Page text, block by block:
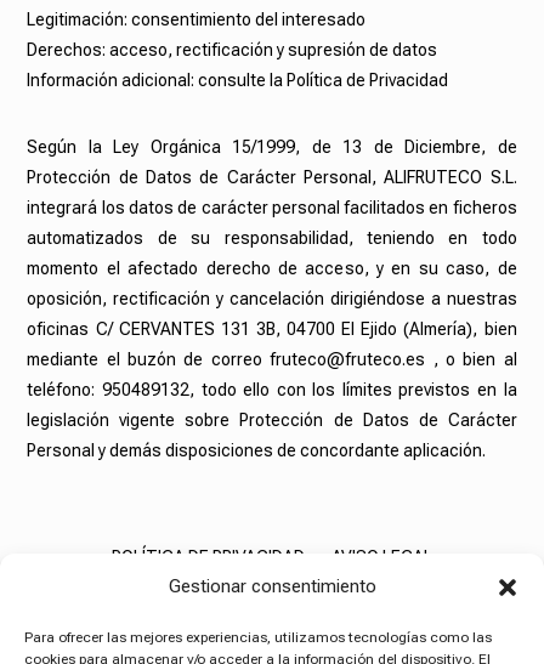
Gestionar consentimiento
Para ofrecer las mejores experiencias, utilizamos tecnologías como las
cookies para almacenar y/o acceder a la información del dispositivo. El
Legitimación: consentimiento del interesado
Derechos: acceso, rectificación y supresión de datos
Información adicional: consulte la Política de Privacidad
Según la Ley Orgánica 15/1999, de 13 de Diciembre, de
Protección de Datos de Carácter Personal, ALIFRUTECO S.L.
integrará los datos de carácter personal facilitados en ficheros
automatizados de su responsabilidad, teniendo en todo
momento el afectado derecho de acceso, y en su caso, de
oposición, rectificación y cancelación dirigiéndose a nuestras
oficinas C/ CERVANTES 131 3B, 04700 El Ejido (Almería), bien
mediante el buzón de correo fruteco@fruteco.es , o bien al
teléfono: 950489132, todo ello con los límites previstos en la
legislación vigente sobre Protección de Datos de Carácter
Personal y demás disposiciones de concordante aplicación.
POLÍTICA DE PRIVACIDAD
AVISO LEGAL
POLÍTICA DE COOKIES